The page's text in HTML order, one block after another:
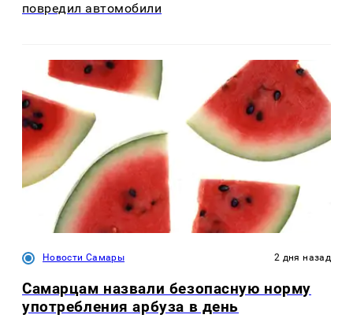
повредил автомобили
Новости Самары 2 дня назад
Самарцам назвали безопасную норму
употребления арбуза в день